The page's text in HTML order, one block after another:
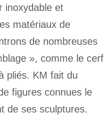
inoxydable et
matériaux de
de nombreuses
», comme le cerf
pliés. KM fait du
figures connues le
de ses sculptures.